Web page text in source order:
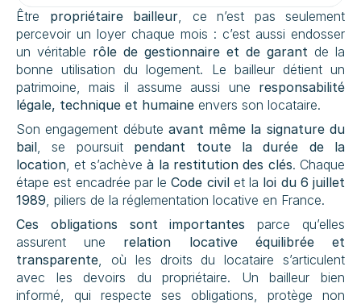
Être propriétaire bailleur, ce n’est pas seulement
percevoir un loyer chaque mois : c’est aussi endosser
un véritable rôle de gestionnaire et de garant de la
bonne utilisation du logement. Le bailleur détient un
patrimoine, mais il assume aussi une responsabilité
légale, technique et humaine envers son locataire.
Son engagement débute avant même la signature du
bail, se poursuit pendant toute la durée de la
location, et s’achève à la restitution des clés. Chaque
étape est encadrée par le Code civil et la loi du 6 juillet
1989, piliers de la réglementation locative en France.
Ces obligations sont importantes parce qu’elles
assurent une relation locative équilibrée et
transparente, où les droits du locataire s’articulent
avec les devoirs du propriétaire. Un bailleur bien
informé, qui respecte ses obligations, protège non